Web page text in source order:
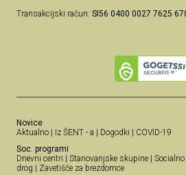
Transakcijski račun: SI56 0400 0027 7625
Novice
Aktualno
Iz ŠENT - a Dogodki
COVID-19
Soc. programi
Dnevni centri
Stanovanjske skupine
drog
Zavetišče za brezdomce